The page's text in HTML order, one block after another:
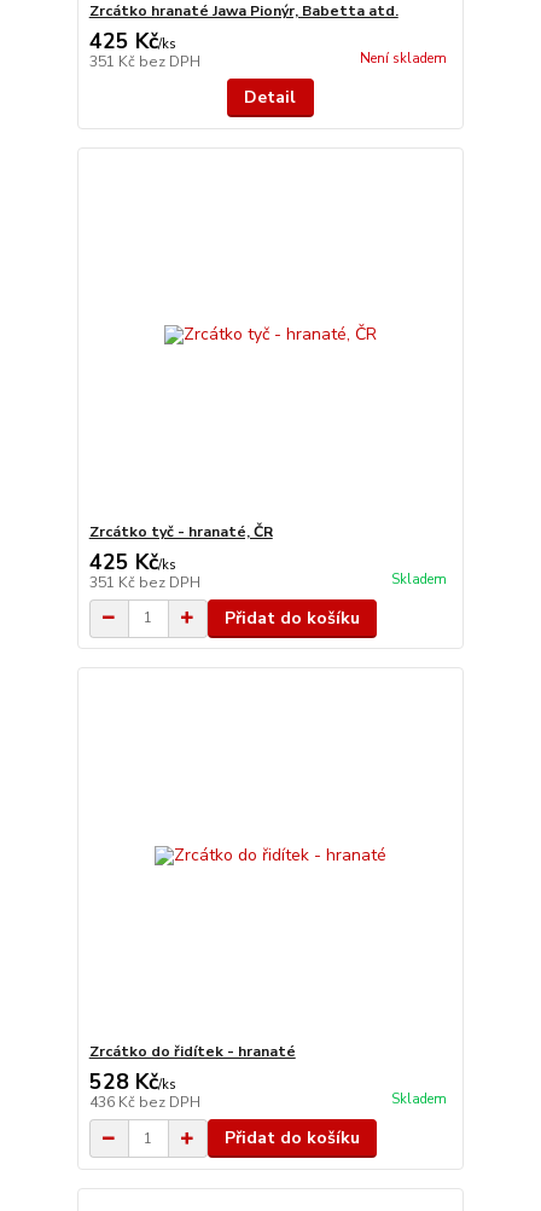
Zrcátko hranaté Jawa Pionýr, Babetta atd.
425 Kč/ks
351 Kč bez DPH Není skladem
Detail
Zrcátko tyč - hranaté, ČR
425 Kč/ks
351 Kč bez DPH Skladem
Přidat do košíku
Zrcátko do řidítek - hranaté
528 Kč/ks
436 Kč bez DPH Skladem
Přidat do košíku